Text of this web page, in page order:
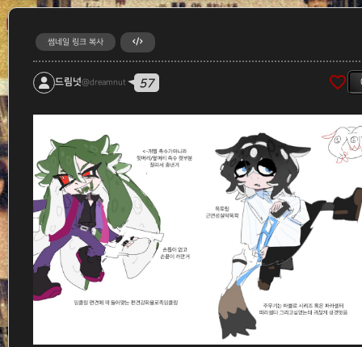
썸네일 링크 복사
드림넛@dreamnut 57 favorite_border